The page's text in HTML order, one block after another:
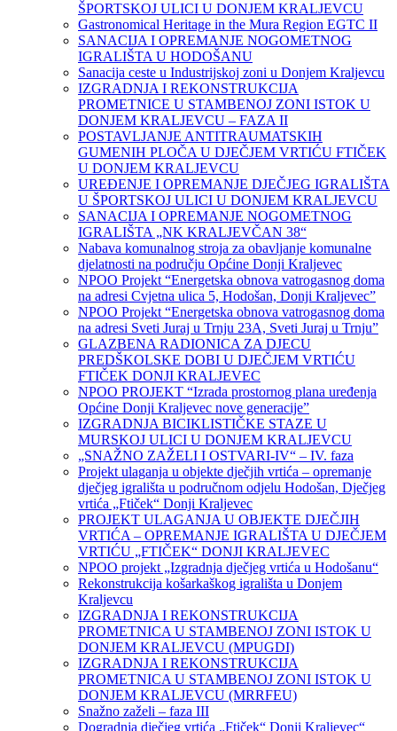
ŠPORTSKOJ ULICI U DONJEM KRALJEVCU
Gastronomical Heritage in the Mura Region EGTC II
SANACIJA I OPREMANJE NOGOMETNOG
IGRALIŠTA U HODOŠANU
Sanacija ceste u Industrijskoj zoni u Donjem Kraljevcu
IZGRADNJA I REKONSTRUKCIJA
PROMETNICE U STAMBENOJ ZONI ISTOK U
DONJEM KRALJEVCU – FAZA II
POSTAVLJANJE ANTITRAUMATSKIH
GUMENIH PLOČA U DJEČJEM VRTIĆU FTIČEK
U DONJEM KRALJEVCU
UREĐENJE I OPREMANJE DJEČJEG IGRALIŠTA
U ŠPORTSKOJ ULICI U DONJEM KRALJEVCU
SANACIJA I OPREMANJE NOGOMETNOG
IGRALIŠTA „NK KRALJEVČAN 38“
Nabava komunalnog stroja za obavljanje komunalne
djelatnosti na području Općine Donji Kraljevec
NPOO Projekt “Energetska obnova vatrogasnog doma
na adresi Cvjetna ulica 5, Hodošan, Donji Kraljevec”
NPOO Projekt “Energetska obnova vatrogasnog doma
na adresi Sveti Juraj u Trnju 23A, Sveti Juraj u Trnju”
GLAZBENA RADIONICA ZA DJECU
PREDŠKOLSKE DOBI U DJEČJEM VRTIĆU
FTIČEK DONJI KRALJEVEC
NPOO PROJEKT “Izrada prostornog plana uređenja
Općine Donji Kraljevec nove generacije”
IZGRADNJA BICIKLISTIČKE STAZE U
MURSKOJ ULICI U DONJEM KRALJEVCU
„SNAŽNO ZAŽELI I OSTVARI-IV“ – IV. faza
Projekt ulaganja u objekte dječjih vrtića – opremanje
dječjeg igrališta u područnom odjelu Hodošan, Dječjeg
vrtića „Ftiček“ Donji Kraljevec
PROJEKT ULAGANJA U OBJEKTE DJEČJIH
VRTIĆA – OPREMANJE IGRALIŠTA U DJEČJEM
VRTIĆU „FTIČEK“ DONJI KRALJEVEC
NPOO projekt „Izgradnja dječjeg vrtića u Hodošanu“
Rekonstrukcija košarkaškog igrališta u Donjem
Kraljevcu
IZGRADNJA I REKONSTRUKCIJA
PROMETNICA U STAMBENOJ ZONI ISTOK U
DONJEM KRALJEVCU (MPUGDI)
IZGRADNJA I REKONSTRUKCIJA
PROMETNICA U STAMBENOJ ZONI ISTOK U
DONJEM KRALJEVCU (MRRFEU)
Snažno zaželi – faza III
Dogradnja dječjeg vrtića „Ftiček“ Donji Kraljevec“